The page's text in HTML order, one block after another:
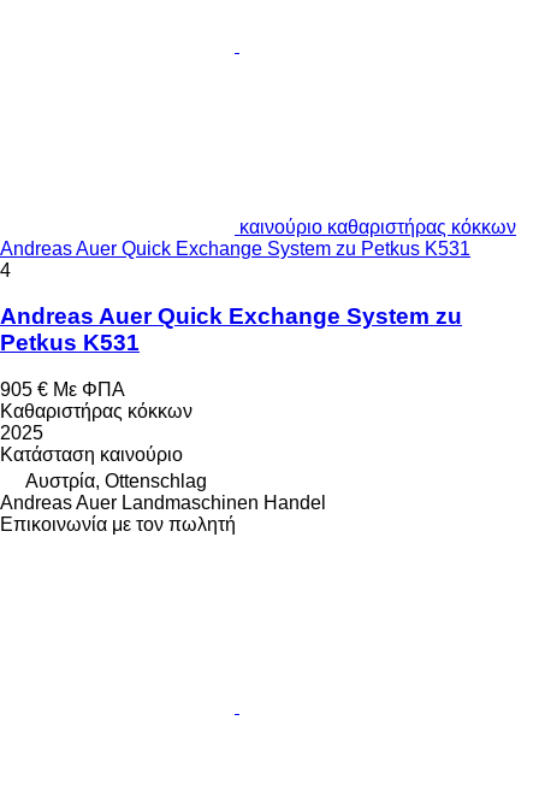
καινούριο καθαριστήρας κόκκων
Andreas Auer Quick Exchange System zu Petkus K531
4
Andreas Auer Quick Exchange System zu
Petkus K531
905 € Με ΦΠΑ
Καθαριστήρας κόκκων
2025
Κατάσταση καινούριο
Αυστρία, Ottenschlag
Andreas Auer Landmaschinen Handel
Επικοινωνία με τον πωλητή